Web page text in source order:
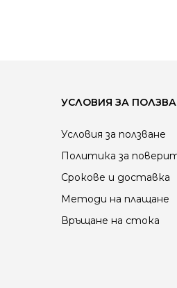
УСЛОВИЯ ЗА
Условия за ползване
Политика за
Срокове и доставка
Методи на плащане
Връщане на стока